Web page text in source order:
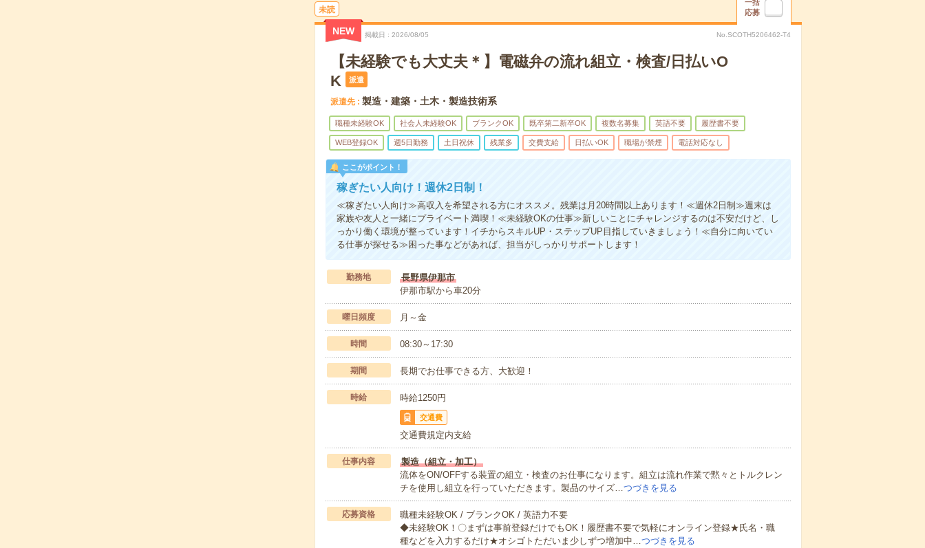
未読
一括
応募
NEW 掲載日 2026/08/05 No.SCOTH5206462-T4
【未経験でも大丈夫＊】電磁弁の流れ組立・検査/日払いO
K
派遣
派遣先 製造・建築・土木・製造技術系
職種未経験OK 社会人未経験OK ブランクOK 既卒第二新卒OK 複数名募集 英語不要 履歴書不要
WEB登録OK 週5日勤務 土日祝休 残業多 交費支給 日払いOK 職場が禁煙 電話対応なし
ここがポイント！
稼ぎたい人向け！週休2日制！
≪稼ぎたい人向け≫高収入を希望される方にオススメ。残業は月20時間以上あります！≪週休2日制≫週末は
家族や友人と一緒にプライベート満喫！≪未経験OKの仕事≫新しいことにチャレンジするのは不安だけど、し
っかり働く環境が整っています！イチからスキルUP・ステップUP目指していきましょう！≪自分に向いてい
る仕事が探せる≫困った事などがあれば、担当がしっかりサポートします！
勤務地
長野県伊那市
伊那市駅から車20分
曜日頻度 月～金
時間 08:30～17:30
期間 長期でお仕事できる方、大歓迎！
時給 時給1250円
交通費
交通費規定内支給
仕事内容
製造（組立・加工）
流体をON/OFFする装置の組立・検査のお仕事になります。組立は流れ作業で黙々とトルクレン
チを使用し組立を行っていただきます。製品のサイズ…つづきを見る
応募資格
職種未経験OK / ブランクOK / 英語力不要
◆未経験OK！〇まずは事前登録だけでもOK！履歴書不要で気軽にオンライン登録★氏名・職
種などを入力するだけ★オシゴトただいま少しずつ増加中…つづきを見る